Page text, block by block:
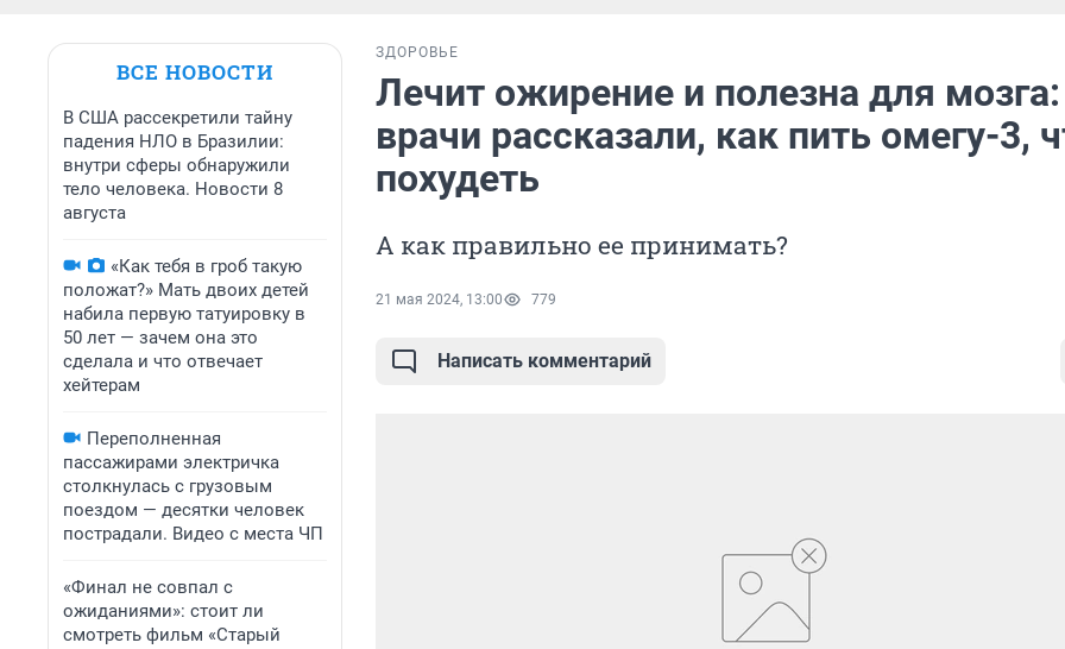
ВСЕ НОВОСТИ
В США рассекретили тайну
падения НЛО в Бразилии:
внутри сферы обнаружили
тело человека. Новости 8
августа
«Как тебя в гроб такую
положат?» Мать двоих детей
набила первую татуировку в
50 лет — зачем она это
сделала и что отвечает
хейтерам
Переполненная
пассажирами электричка
столкнулась с грузовым
поездом — десятки человек
пострадали. Видео с места ЧП
«Финал не совпал с
ожиданиями»: стоит ли
смотреть фильм «Старый
ЗДОРОВЬЕ
Лечит ожирение и полезна для мозга:
врачи рассказали, как пить омегу-3,
похудеть
А как правильно ее принимать?
21 мая 2024, 13:00 779
Написать комментарий